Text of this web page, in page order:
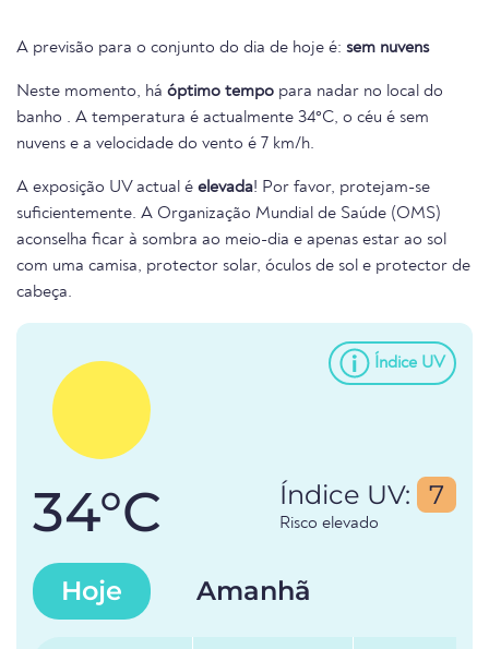
A previsão para o conjunto do dia de hoje é: sem nuvens
Neste momento, há óptimo tempo para nadar no local do
banho . A temperatura é actualmente 34°C, o céu é sem
nuvens e a velocidade do vento é 7 km/h.
A exposição UV actual é elevada! Por favor, protejam-se
suficientemente. A Organização Mundial de Saúde (OMS)
aconselha ficar à sombra ao meio-dia e apenas estar ao sol
com uma camisa, protector solar, óculos de sol e protector de
cabeça.
Índice UV
34°C Índice UV: 7
Risco elevado
Hoje Amanhã